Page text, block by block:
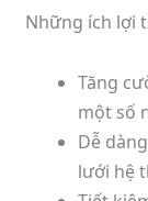
Những ích lợi
Tăng
một số
Dễ
lưới hệ